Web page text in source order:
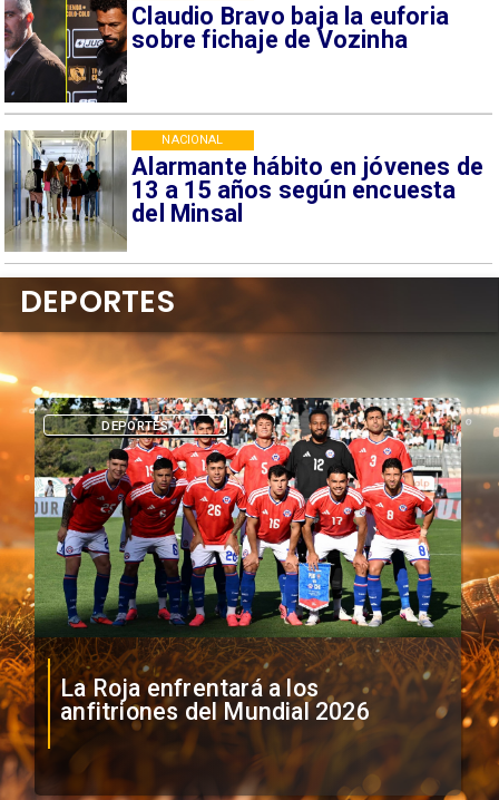
Claudio Bravo baja la euforia
sobre fichaje de Vozinha
Alarmante hábito en jóvenes de
13 a 15 años según encuesta
del Minsal
NACIONAL
La Roja enfrentará a los
anfitriones del Mundial 2026
DEPORTES
DEPORTES